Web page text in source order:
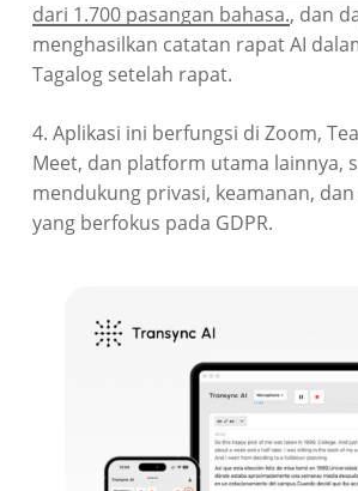
dari 1.700 pasangan bahasa., dan
menghasilkan catatan rapat AI
Tagalog setelah rapat.
4. Aplikasi ini berfungsi di Zoom,
Meet, dan platform utama lainnya,
mendukung privasi, keamanan,
yang berfokus pada GDPR.